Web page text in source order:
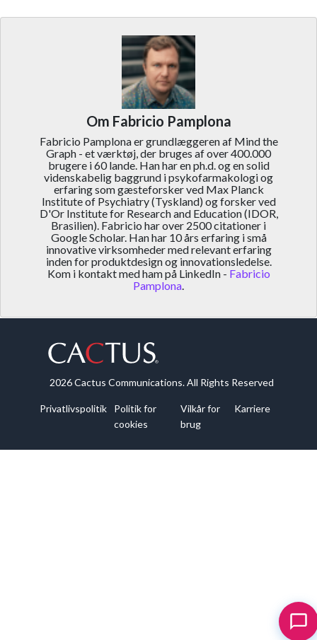
Om Fabricio Pamplona
Fabricio Pamplona er grundlæggeren af Mind the
Graph - et værktøj, der bruges af over 400.000
brugere i 60 lande. Han har en ph.d. og en solid
videnskabelig baggrund i psykofarmakologi og
erfaring som gæsteforsker ved Max Planck
Institute of Psychiatry (Tyskland) og forsker ved
D'Or Institute for Research and Education (IDOR,
Brasilien). Fabricio har over 2500 citationer i
Google Scholar. Han har 10 års erfaring i små
innovative virksomheder med relevant erfaring
inden for produktdesign og innovationsledelse.
Kom i kontakt med ham på LinkedIn - Fabricio
Pamplona.
2026 Cactus Communications. All Rights Reserved
Privatlivspolitik
Politik for
cookies
Vilkår for
brug
Karriere